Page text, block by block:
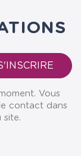
Vous
contact dans
site.